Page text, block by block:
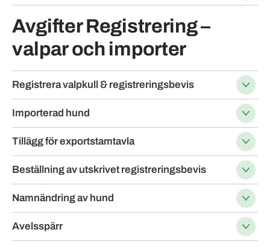
Avgifter Registrering –
valpar och importer
Registrera valpkull & registreringsbevis
Importerad hund
Tillägg för exportstamtavla
Beställning av utskrivet registreringsbevis
Namnändring av hund
Avelsspärr